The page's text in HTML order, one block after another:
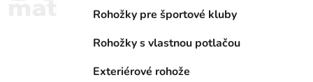
Rohožky pre športové kluby
Rohožky s vlastnou potlačou
Exteriérové rohože